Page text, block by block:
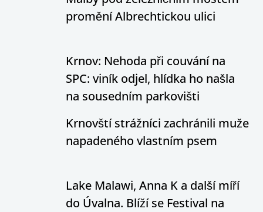
promění Albrechtickou ulici
Krnov: Nehoda při couvání na
SPC: viník odjel, hlídka ho našla
na sousedním parkovišti
Krnovští strážníci zachránili muže
napadeného vlastním psem
Lake Malawi, Anna K a další míří
do Úvalna. Blíží se Festival na